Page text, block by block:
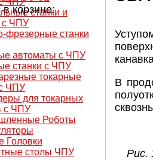
корзине:
станки и
с ЧПУ
фрезерные станки
автоматы с ЧПУ
станки с ЧПУ
токарные
ЧПУ
для токарных
с ЧПУ
Роботы
Головки
столы ЧПУ
В
Рис.